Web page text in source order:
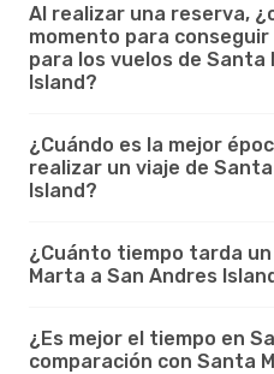
Al realizar una reserva,
momento para
para los vuelos de Santa
Island?
¿Cuándo es la mejor
realizar un viaje de
Island?
¿Cuánto tiempo tarda
Marta a San Andres
¿Es mejor el tiempo en
comparación con Santa